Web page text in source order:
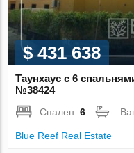
$ 431 638
Таунхаус с 6
№38424
Спален:6
Blue Reef Real Estate